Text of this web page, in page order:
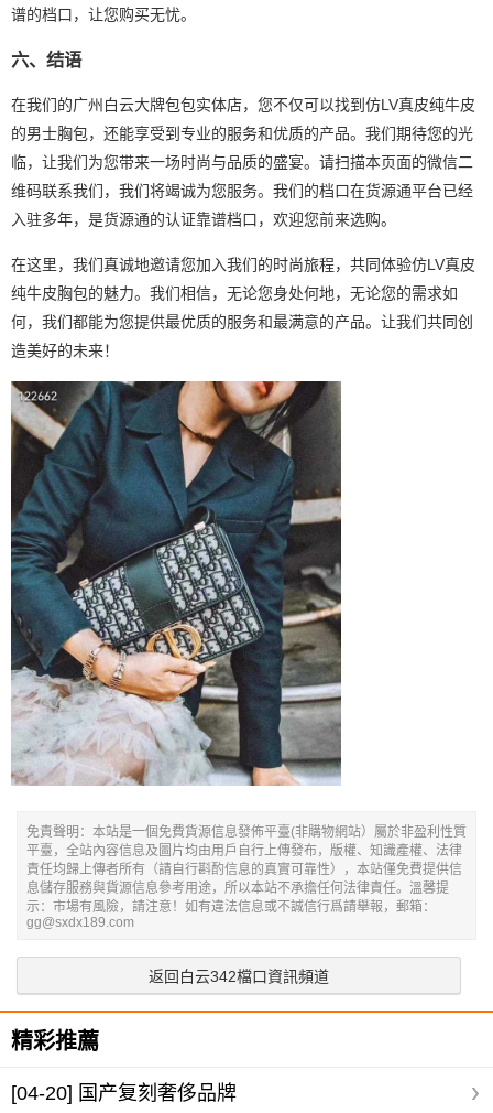
谱的档口，让您购买无忧。
六、结语
在我们的广州白云大牌包包实体店，您不仅可以找到仿LV真皮纯牛皮
的男士胸包，还能享受到专业的服务和优质的产品。我们期待您的光
临，让我们为您带来一场时尚与品质的盛宴。请扫描本页面的微信二
维码联系我们，我们将竭诚为您服务。我们的档口在货源通平台已经
入驻多年，是货源通的认证靠谱档口，欢迎您前来选购。
在这里，我们真诚地邀请您加入我们的时尚旅程，共同体验仿LV真皮
纯牛皮胸包的魅力。我们相信，无论您身处何地，无论您的需求如
何，我们都能为您提供最优质的服务和最满意的产品。让我们共同创
造美好的未来！
免責聲明：本站是一個免費貨源信息發佈平臺(非購物網站）屬於非盈利性質
平臺，全站內容信息及圖片均由用戶自行上傳發布，版權、知識產權、法律
責任均歸上傳者所有（請自行斟酌信息的真實可靠性），本站僅免費提供信
息儲存服務與貨源信息參考用途，所以本站不承擔任何法律責任。溫馨提
示：市場有風險，請注意！如有違法信息或不誠信行爲請舉報，郵箱：
gg@sxdx189.com
返回白云342檔口資訊頻道
精彩推薦
[04-20] 国产复刻奢侈品牌